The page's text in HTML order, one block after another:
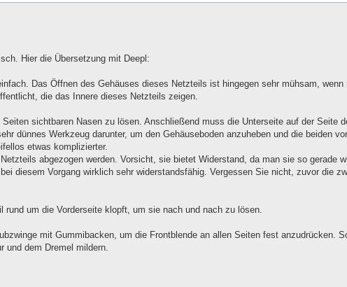
Hier die Übersetzung mit Deepl:
Das Öffnen des Gehäuses dieses Netzteils ist hingegen sehr mühsam,
die das Innere dieses Netzteils zeigen.
sichtbaren Nasen zu lösen. Anschließend muss die Unterseite auf der Seite
dünnes Werkzeug darunter, um den Gehäuseboden anzuheben und die beiden
etwas komplizierter.
abgezogen werden. Vorsicht, sie bietet Widerstand, da man sie so gerade
diesem Vorgang wirklich sehr widerstandsfähig. Vergessen Sie nicht, zuvor die
um die Vorderseite klopft, um sie nach und nach zu lösen.
mit Gummibacken, um die Frontblende an allen Seiten fest anzudrücken.
dem Dremel mildern.